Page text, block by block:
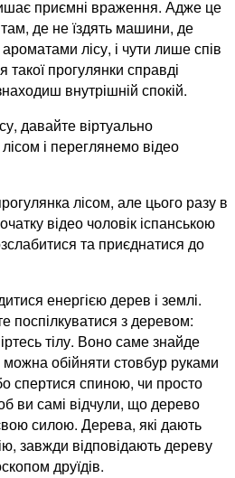
приємні враження. Адже це
де не їздять машини, де
лісу, і чути лише спів
такої прогулянки справді
внутрішній спокій.
давайте віртуально
і переглянемо відео
лісом, але цього разу в
відео чоловік іспанською
та приєднатися до
енергією дерев і землі.
поспілкуватися з деревом:
тілу. Воно саме знайде
обійняти стовбур руками
спертися спиною, чи просто
ви самі відчули, що дерево
силою. Дерева, які дають
завжди відповідають дереву
друїдів.